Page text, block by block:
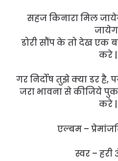
सहज किनारा मिल
डोरी सौंप के तो देख एक
करे
गर निर्दोष तुझे क्या डर है,
जरा भावना से कीजिये
करे
एल्बम –
स्वर –